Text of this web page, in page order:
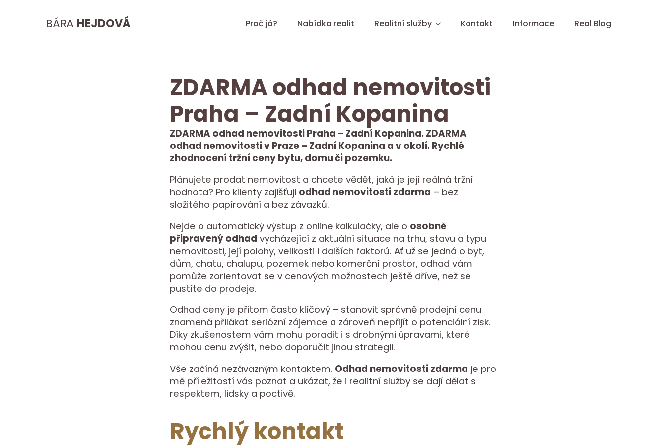
BÁRA HEJDOVÁ Proč já? Nabídka realit Realitní služby Kontakt Informace Real Blog
ZDARMA odhad nemovitosti
Praha – Zadní Kopanina
ZDARMA odhad nemovitosti Praha – Zadní Kopanina. ZDARMA
odhad nemovitosti v Praze – Zadní Kopanina a v okolí. Rychlé
zhodnocení tržní ceny bytu, domu či pozemku.
Plánujete prodat nemovitost a chcete vědět, jaká je její reálná tržní
hodnota? Pro klienty zajišťuji odhad nemovitosti zdarma – bez
složitého papírování a bez závazků.
Nejde o automatický výstup z online kalkulačky, ale o osobně
připravený odhad vycházející z aktuální situace na trhu, stavu a typu
nemovitosti, její polohy, velikosti i dalších faktorů. Ať už se jedná o byt,
dům, chatu, chalupu, pozemek nebo komerční prostor, odhad vám
pomůže zorientovat se v cenových možnostech ještě dříve, než se
pustíte do prodeje.
Odhad ceny je přitom často klíčový – stanovit správně prodejní cenu
znamená přilákat seriózní zájemce a zároveň nepřijít o potenciální zisk.
Díky zkušenostem vám mohu poradit i s drobnými úpravami, které
mohou cenu zvýšit, nebo doporučit jinou strategii.
Vše začíná nezávazným kontaktem. Odhad nemovitosti zdarma je pro
mě příležitostí vás poznat a ukázat, že i realitní služby se dají dělat s
respektem, lidsky a poctivě.
Rychlý kontakt